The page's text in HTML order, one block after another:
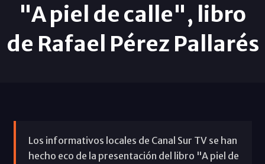
"A piel de calle", libro
de Rafael Pérez Pallarés
Los informativos locales de Canal Sur TV se han
hecho eco de la presentación del libro "A piel de